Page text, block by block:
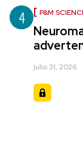
4 P&M
julio 31, 2026